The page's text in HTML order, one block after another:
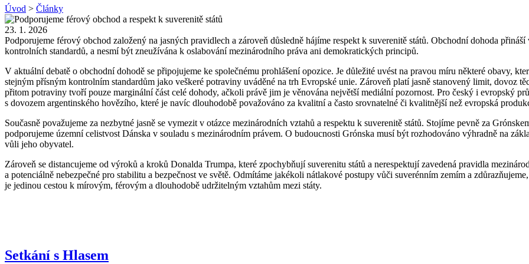
Úvod > Články
23. 1. 2026
Podporujeme férový obchod založený na jasných pravidlech a zároveň důsledně hájíme respekt k suverenitě států. Obchodní dohoda
kontrolních standardů, a nesmí být zneužívána k oslabování mezinárodního práva ani demokratických principů.
V aktuální debatě o obchodní dohodě se připojujeme ke společnému prohlášení opozice. Je důležité uvést na pravou míru některé obavy,
stejným přísným kontrolním standardům jako veškeré potraviny uváděné na trh Evropské unie. Zároveň platí jasně stanovený limit, dovoz
přitom potraviny tvoří pouze marginální část celé dohody, ačkoli právě jim je věnována největší mediální pozornost. Pro český i evropský
s dovozem argentinského hovězího, které je navíc dlouhodobě považováno za kvalitní a často srovnatelné či kvalitnější než evropská
Současně považujeme za nezbytné jasně se vymezit v otázce mezinárodních vztahů a respektu k suverenitě států. Stojíme pevně za
podporujeme územní celistvost Dánska v souladu s mezinárodním právem. O budoucnosti Grónska musí být rozhodováno výhradně na
vůli jeho obyvatel.
Zároveň se distancujeme od výroků a kroků Donalda Trumpa, které zpochybňují suverenitu států a nerespektují zavedená pravidla
a potenciálně nebezpečné pro stabilitu a bezpečnost ve světě. Odmítáme jakékoli nátlakové postupy vůči suverénním zemím a
je jedinou cestou k mírovým, férovým a dlouhodobě udržitelným vztahům mezi státy.
Setkání s Hlasem